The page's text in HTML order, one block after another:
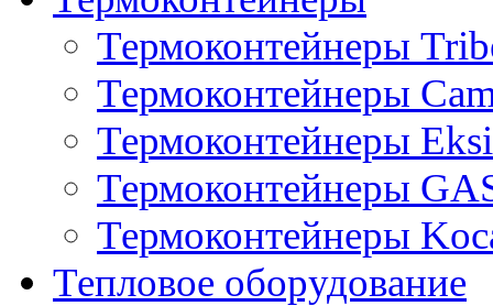
Термоконтейнеры
Термоконтейнеры
Термоконтейнеры Eksi
Термоконтейнеры
Термоконтейнеры
Тепловое оборудование